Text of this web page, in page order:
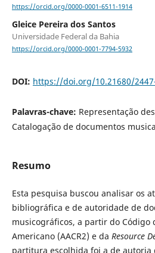
https://orcid.org/0000-0001-6511-1914
Gleice Pereira dos Santos
Universidade Federal da Bahia
https://orcid.org/0000-0001-7794-5932
DOI: https://doi.org/10.21680/
Palavras-chave: Representação
Catalogação de documentos
Resumo
Esta pesquisa buscou analisar os
bibliográfica e de autoridade de
musicográficos, a partir do Código
Americano (AACR2) e da Resource
partitura escolhida foi a de autoria